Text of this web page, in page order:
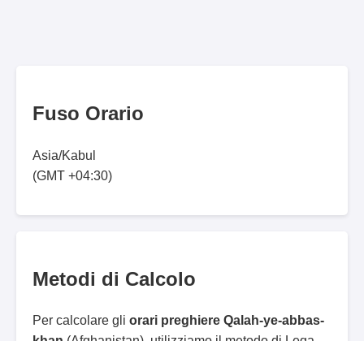
Fuso Orario
Asia/Kabul
(GMT +04:30)
Metodi di Calcolo
Per calcolare gli orari preghiere Qalah-ye-abbas-